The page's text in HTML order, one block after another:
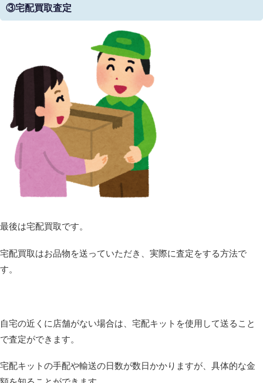
③宅配買取査定
最後は宅配買取です。
宅配買取はお品物を送っていただき、実際に査定をする方法で
す。
自宅の近くに店舗がない場合は、宅配キットを使用して送ること
で査定ができます。
宅配キットの手配や輸送の日数が数日かかりますが、具体的な金